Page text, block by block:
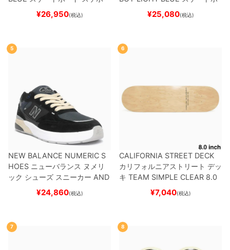
¥26,950(税込)
ード スケボー
¥25,080(税込)
5
NEW BALANCE NUMERIC S
HOES ニューバランス ヌメリ
ック シューズ スニーカー AND
REW REYNOLDS 933
BLACK/NAVYスケートボ
¥24,860(税込)
6
CALIFORNIA STREET DECK
カリフォルニアストリート デッ
キ TEAM SIMPLE CLEAR 8.0
ブランク（DSM）
ード スケボー
¥7,040(税込)
7 8